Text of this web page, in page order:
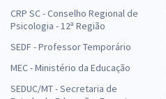
CRP SC - Conselho Regional de
Psicologia - 12ª Região
SEDF - Professor Temporário
MEC - Ministério da Educação
SEDUC/MT - Secretaria de